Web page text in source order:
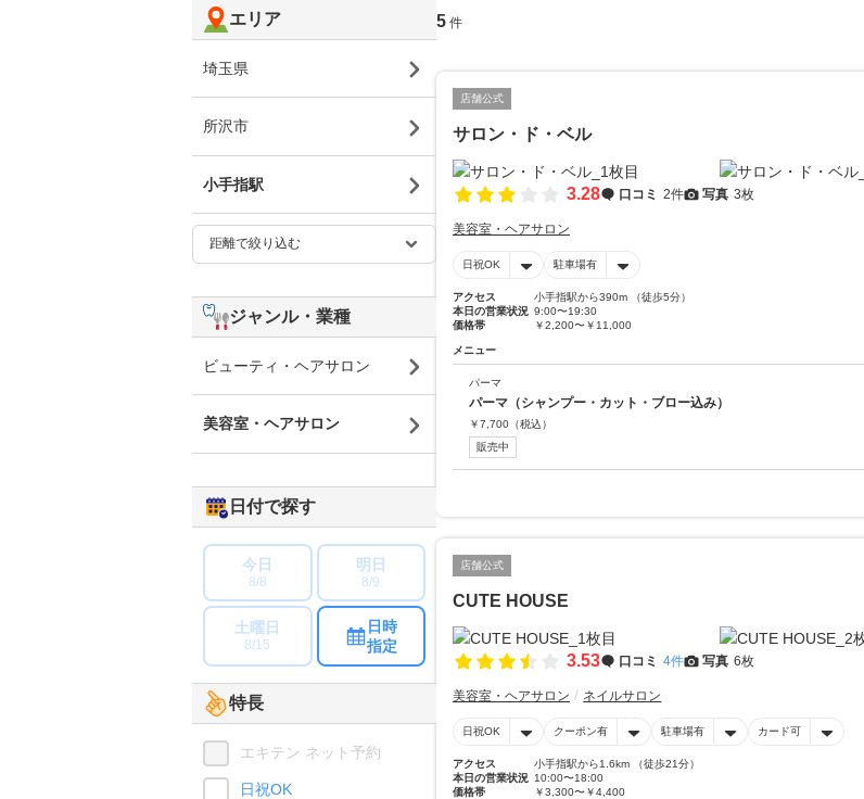
5 件
店舗公式
サロン・ド・ベル
3.28 口コミ 2件 写真 3枚
美容室・ヘアサロン
日祝OK 駐車場有
アクセス
小手指駅から390m （徒歩5分）
本日の営業状況 9:00〜19:30
価格帯
￥2,200〜￥11,000
メニュー
パーマ
パーマ（シャンプー・カット・ブロー込み）
￥7,700 （税込）
販売中
店舗公式
CUTE HOUSE
3.53 口コミ 4件 写真 6枚
美容室・ヘアサロン ネイルサロン
日祝OK クーポン有 駐車場有 カード可
アクセス
小手指駅から1.6km （徒歩21分）
本日の営業状況 10:00〜18:00
価格帯
￥3,300〜￥4,400
エリア
埼玉県
所沢市
小手指駅
ジャンル・業種
ビューティ・ヘアサロン
美容室・ヘアサロン
日付で探す
今日
8/8
明日
8/9
土曜日
8/15
日時
指定
特長
エキテン ネット予約
日祝OK